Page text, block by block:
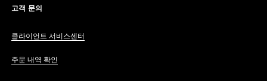
고객 문의
클라이언트 서비스센터
주문 내역 확인